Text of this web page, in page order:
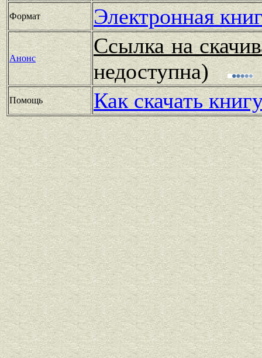
Формат Электронная
Анонс
Ссылка на
недоступна)
Помощь Как скачать